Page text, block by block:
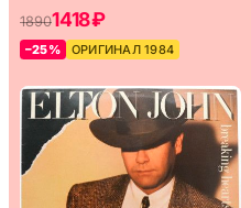
18901418 ₽
–25% ОРИГИНАЛ 1984